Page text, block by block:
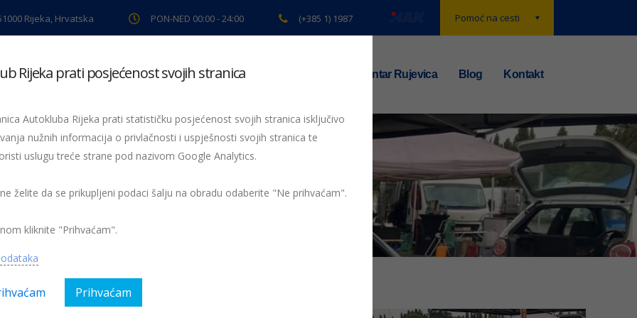
Pomoć na cesti
Rijeka, Hrvatska PON-NED 00:00 - 24:00 (+385 1) 1987
pregled Pomoć na cesti Servis Preventiva TS centar Rujevica Blog Kontakt
23. INA Rally Poreč 2022. rally poreč
Rijeka prati posjećenost svojih stranica
Autokluba Rijeka prati statističku posjećenost svojih stranica isključivo
nužnih informacija o privlačnosti i uspješnosti svojih stranica te
uslugu treće strane pod nazivom Google Analytics.
želite da se prikupljeni podaci šalju na obradu odaberite "Ne prihvaćam".
kliknite "Prihvaćam".
Prihvaćam